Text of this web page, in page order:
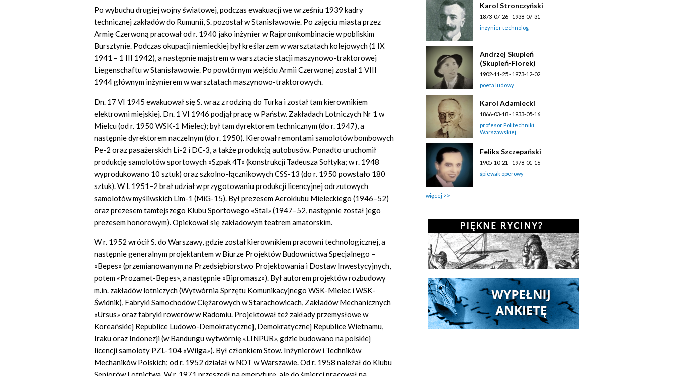
Po wybuchu drugiej wojny światowej, podczas ewakuacji we wrześniu 1939 kadry
technicznej zakładów do Rumunii, S. pozostał w Stanisławowie. Po zajęciu miasta przez
Armię Czerwoną pracował od r. 1940 jako inżynier w Rajpromkombinacie w pobliskim
Bursztynie. Podczas okupacji niemieckiej był kreślarzem w warsztatach kolejowych (1 IX
1941 – 1 III 1942), a następnie majstrem w warsztacie stacji maszynowo-traktorowej
Liegenschaftu w Stanisławowie. Po powtórnym wejściu Armii Czerwonej został 1 VIII
1944 głównym inżynierem w warsztatach maszynowo-traktorowych.
Dn. 17 VI 1945 ewakuował się S. wraz z rodziną do Turka i został tam kierownikiem
elektrowni miejskiej. Dn. 1 VI 1946 podjął pracę w Państw. Zakładach Lotniczych Nr 1 w
Mielcu (od r. 1950 WSK-1 Mielec); był tam dyrektorem technicznym (do r. 1947), a
następnie dyrektorem naczelnym (do r. 1950). Kierował remontami samolotów bombowych
Pe-2 oraz pasażerskich Li-2 i DC-3, a także produkcją autobusów. Ponadto uruchomił
produkcję samolotów sportowych «Szpak 4T» (konstrukcji Tadeusza Sołtyka; w r. 1948
wyprodukowano 10 sztuk) oraz szkolno-łącznikowych CSS-13 (do r. 1950 powstało 180
sztuk). W l. 1951–2 brał udział w przygotowaniu produkcji licencyjnej odrzutowych
samolotów myśliwskich Lim-1 (MiG-15). Był prezesem Aeroklubu Mieleckiego (1946–52)
oraz prezesem tamtejszego Klubu Sportowego «Stal» (1947–52, następnie został jego
prezesem honorowym). Opiekował się zakładowym teatrem amatorskim.
W r. 1952 wrócił S. do Warszawy, gdzie został kierownikiem pracowni technologicznej, a
następnie generalnym projektantem w Biurze Projektów Budownictwa Specjalnego –
«Bepes» (przemianowanym na Przedsiębiorstwo Projektowania i Dostaw Inwestycyjnych,
potem «Prozamet-Bepes», a następnie «Bipromasz»). Był autorem projektów rozbudowy
m.in. zakładów lotniczych (Wytwórnia Sprzętu Komunikacyjnego WSK-Mielec i WSK-
Świdnik), Fabryki Samochodów Ciężarowych w Starachowicach, Zakładów Mechanicznych
«Ursus» oraz fabryki rowerów w Radomiu. Projektował też zakłady przemysłowe w
Koreańskiej Republice Ludowo-Demokratycznej, Demokratycznej Republice Wietnamu,
Iraku oraz Indonezji (w Bandungu wytwórnię «LINPUR», gdzie budowano na polskiej
licencji samoloty PZL-104 «Wilga»). Był członkiem Stow. Inżynierów i Techników
Mechaników Polskich; od r. 1952 działał w NOT w Warszawie. Od r. 1958 należał do Klubu
Karol Stronczyński
1873-07-26 - 1938-07-31
inżynier technolog
Andrzej Skupień
(Skupień-Florek)
1902-11-25 - 1973-12-02
poeta ludowy
Karol Adamiecki
1866-03-18 - 1933-05-16
profesor Politechniki
Warszawskiej
Feliks Szczepański
1905-10-21 - 1978-01-16
śpiewak operowy
więcej